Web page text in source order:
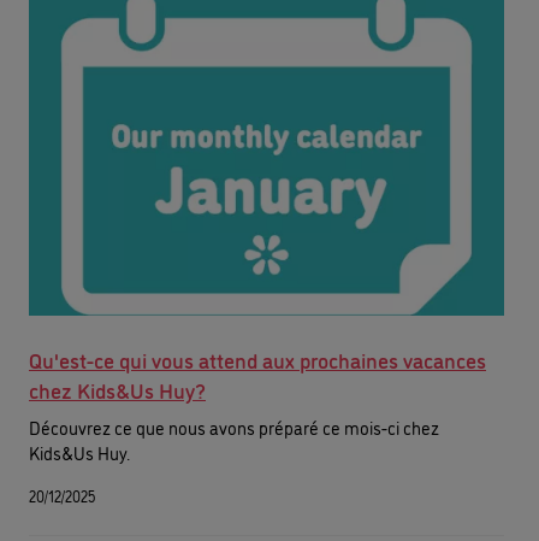
Qu'est-ce qui vous attend aux prochaines vacances
chez Kids&Us Huy?
Découvrez ce que nous avons préparé ce mois-ci chez
Kids&Us Huy.
20/12/2025